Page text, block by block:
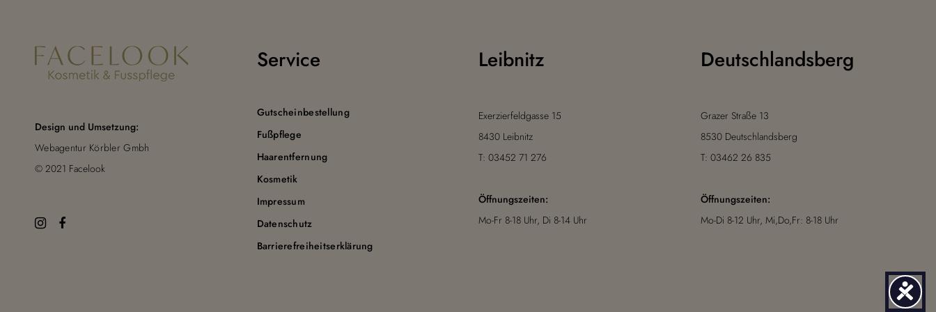
Design und Umsetzung:
Webagentur Körbler Gmbh
© 2021 Facelook
Service
Gutscheinbestellung
Fußpflege
Haarentfernung
Kosmetik
Impressum
Datenschutz
Barrierefreiheitserklärung
Leibnitz
Exerzierfeldgasse 15
8430 Leibnitz
T: 03452 71 276
Öffnungszeiten:
Mo-Fr 8-18 Uhr, Di 8-14 Uhr
Deutschlandsberg
Grazer Straße 13
8530 Deutschlandsberg
T: 03462 26 835
Öffnungszeiten:
Mo-Di 8-12 Uhr, Mi,Do,Fr: 8-18 Uhr